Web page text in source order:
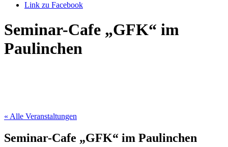
Link zu Facebook
Seminar-Cafe „GFK“ im
Paulinchen
« Alle Veranstaltungen
Seminar-Cafe „GFK“ im Paulinchen